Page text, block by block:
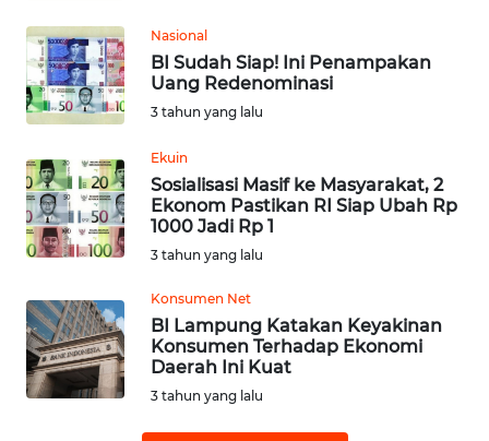
Nasional
BI Sudah Siap! Ini Penampakan
Uang Redenominasi
3 tahun yang lalu
Ekuin
Sosialisasi Masif ke Masyarakat, 2
Ekonom Pastikan RI Siap Ubah Rp
1000 Jadi Rp 1
3 tahun yang lalu
Konsumen Net
BI Lampung Katakan Keyakinan
Konsumen Terhadap Ekonomi
Daerah Ini Kuat
3 tahun yang lalu
PADANG
LAWAS
WN
WN
CIANJUR
KEPULAUAN
SERIBU
WN